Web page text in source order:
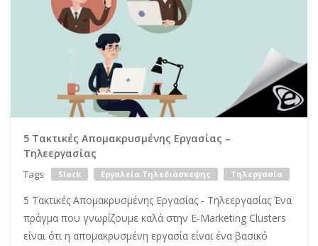
5 Τακτικές Απομακρυσμένης Εργασίας –
Τηλεεργασίας
Tags Slack Εργαλεία Τηλεδιάσκεψης Τηλεργασία
5 Τακτικές Απομακρυσμένης Εργασίας - Τηλεεργασίας Ένα
πράγμα που γνωρίζουμε καλά στην E-Marketing Clusters
είναι ότι η απομακρυσμένη εργασία είναι ένα βασικό